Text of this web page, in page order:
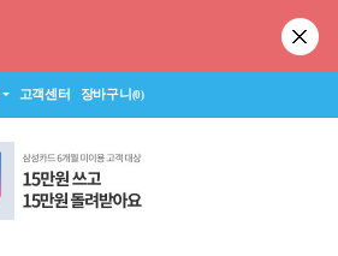
고객센터 장바구니(0)